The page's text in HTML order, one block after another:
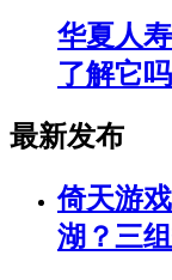
华夏人
了解它
最新发布
倚天游
湖？三